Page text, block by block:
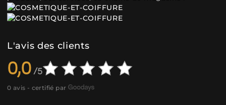
L'avis des clients
0,0
0 avis - certifié par